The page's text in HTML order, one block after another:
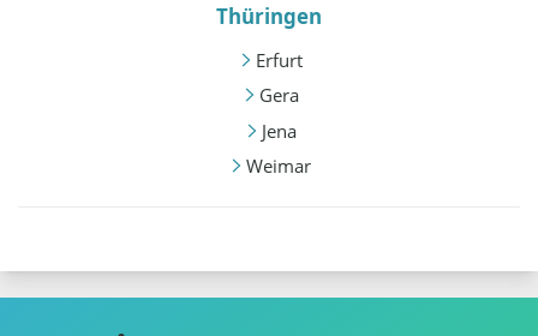
Thüringen
Erfurt
Gera
Jena
Weimar